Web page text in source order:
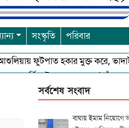
সংস্কৃতি পরিবার
ফুটপাত হকার মুক্ত করে, ভাদাইল
উৎসব শুরু
চাঁদপুরে বাংলাদেশ
সর্বশেষ সংবাদ
বাঘায় ইমাম নিয়োগে